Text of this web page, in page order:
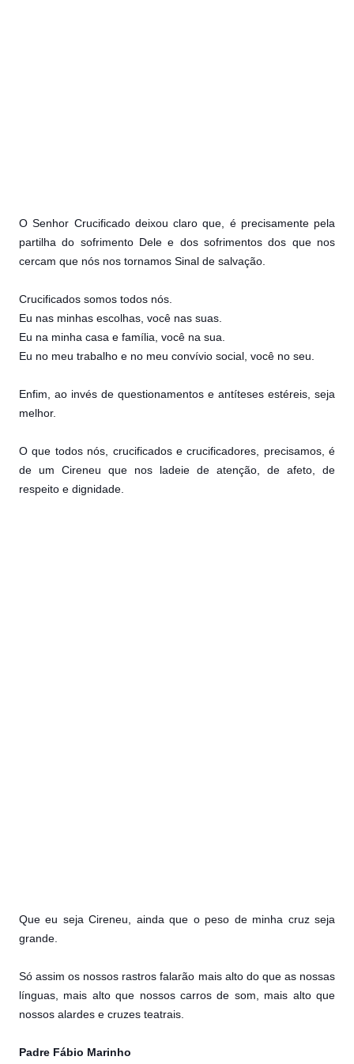
O Senhor Crucificado deixou claro que, é precisamente pela
partilha do sofrimento Dele e dos sofrimentos dos que nos
cercam que nós nos tornamos Sinal de salvação.
Crucificados somos todos nós.
Eu nas minhas escolhas, você nas suas.
Eu na minha casa e família, você na sua.
Eu no meu trabalho e no meu convívio social, você no seu.
Enfim, ao invés de questionamentos e antíteses estéreis, seja
melhor.
O que todos nós, crucificados e crucificadores, precisamos, é
de um Cireneu que nos ladeie de atenção, de afeto, de
respeito e dignidade.
Que eu seja Cireneu, ainda que o peso de minha cruz seja
grande.
Só assim os nossos rastros falarão mais alto do que as nossas
línguas, mais alto que nossos carros de som, mais alto que
nossos alardes e cruzes teatrais.
Padre Fábio Marinho